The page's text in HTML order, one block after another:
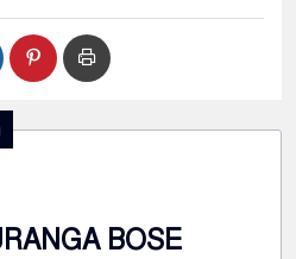
BOSE